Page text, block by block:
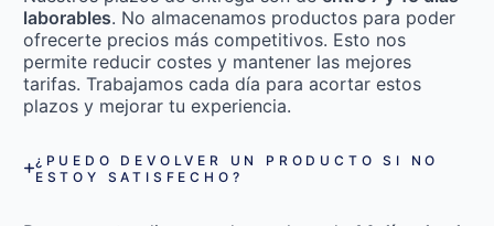
laborables. No almacenamos productos para poder
ofrecerte precios más competitivos. Esto nos
permite reducir costes y mantener las mejores
tarifas. Trabajamos cada día para acortar estos
plazos y mejorar tu experiencia.
¿PUEDO DEVOLVER UN PRODUCTO SI NO
ESTOY SATISFECHO?